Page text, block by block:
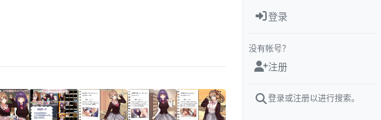
登录
没有帐号？
注册
登录或注册以进行搜索。